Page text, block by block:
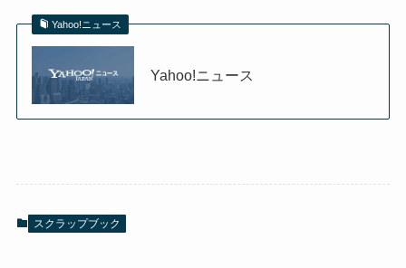
Yahoo!ニュース
Yahoo!ニュース
スクラップブック